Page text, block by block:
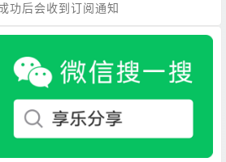
功后会收到订阅通知